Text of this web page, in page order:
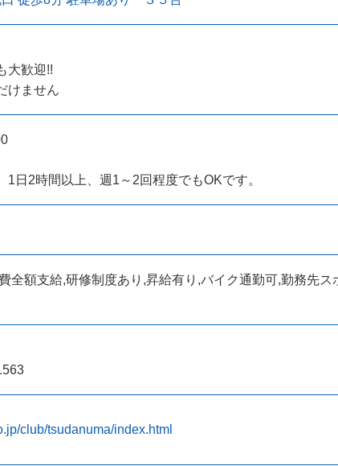
大歓迎!!
けません
1日2時間以上、週1～2回程度でもOKです。
全額支給,研修制度あり,昇給有り,バイク通勤可,勤務先
club/tsudanuma/index.html